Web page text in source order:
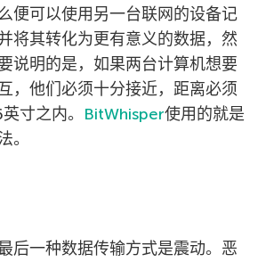
便可以使用另一台联网的设备记
将其转化为更有意义的数据，然
说明的是，如果两台计算机想要
，他们必须十分接近，距离必须
寸之内。 BitWhisper使用的就是
。
后一种数据传输方式是震动。恶